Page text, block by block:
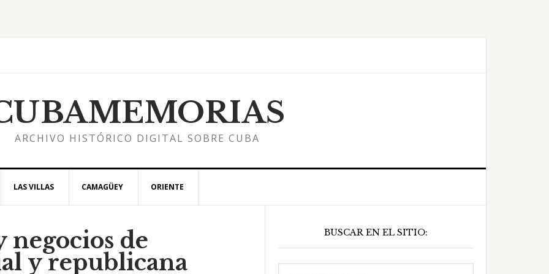
ARCHIVO HISTÓRICO DIGITAL SOBRE CUBA
LAS VILLAS CAMAGÜEY ORIENTE
negocios de
y republicana
lateral
principal
BUSCAR EN EL SITIO: